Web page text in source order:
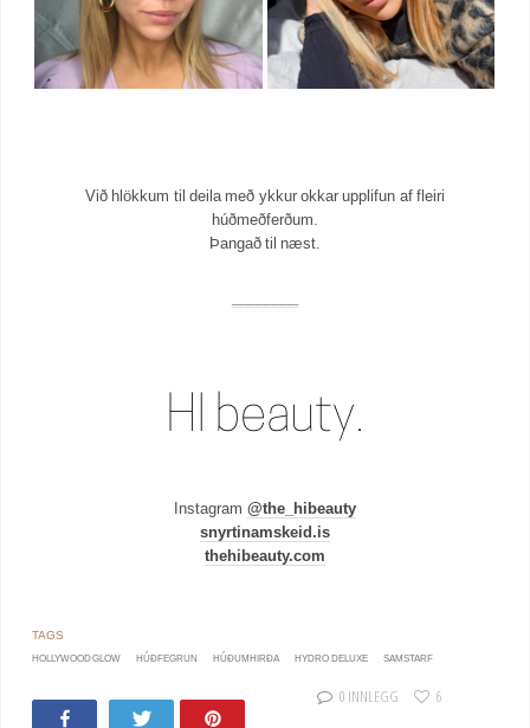
Við hlökkum til deila með ykkur okkar upplifun af fleiri
húðmeðferðum.
Þangað til næst.
Instagram @the_hibeauty
snyrtinamskeid.is
thehibeauty.com
HOLLYWOOD GLOW HÚÐFEGRUN HÚÐUMHIRÐA HYDRO DELUXE SAMSTARF
Tweet
0 INNLEGG 6